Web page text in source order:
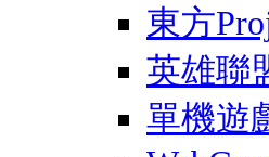
東方
英雄聯
單機遊